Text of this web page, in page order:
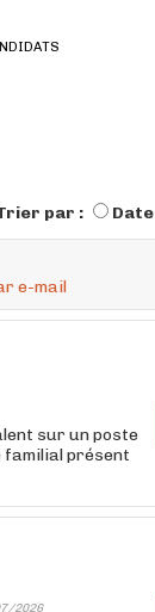
par : Date
e-mail
sur un poste
familial présent
2026